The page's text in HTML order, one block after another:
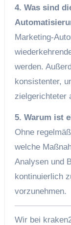
4. Was sind
Marketing-
werden.
konsistenter,
zielgerichteter
5. Warum ist
Ohne
welche
Analysen und
kontinuierlich
vorzunehmen.
Wir bei